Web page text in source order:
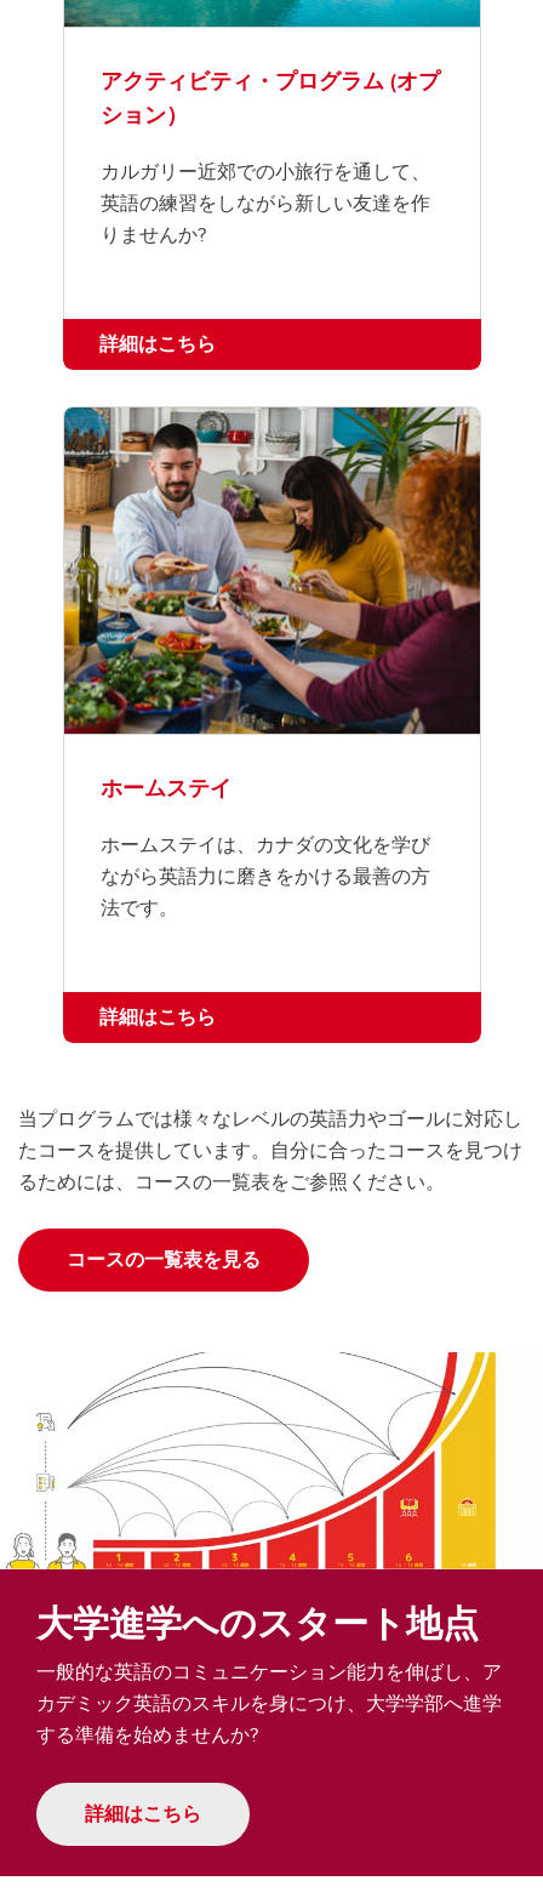
アクティビティ・プログラム (オプ
ション）
カルガリー近郊での小旅行を通して、
英語の練習をしながら新しい友達を作
りませんか?
詳細はこちら
ホームステイ
ホームステイは、カナダの文化を学び
ながら英語力に磨きをかける最善の方
法です。
詳細はこちら
当プログラムでは様々なレベルの英語力やゴールに対応し
たコースを提供しています。自分に合ったコースを見つけ
るためには、コースの一覧表をご参照ください。
コースの一覧表を見る
大学進学へのスタート地点
一般的な英語のコミュニケーション能力を伸ばし、ア
カデミック英語のスキルを身につけ、大学学部へ進学
する準備を始めませんか?
詳細はこちら